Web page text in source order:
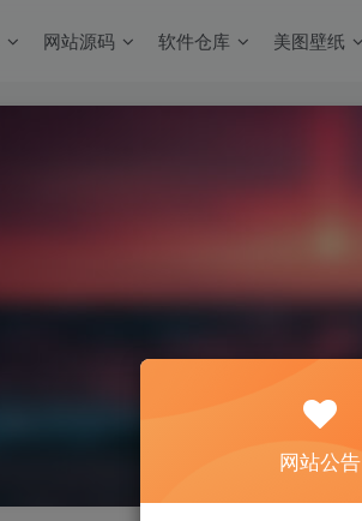
网站源码 软件仓库 美图壁纸
网站公告